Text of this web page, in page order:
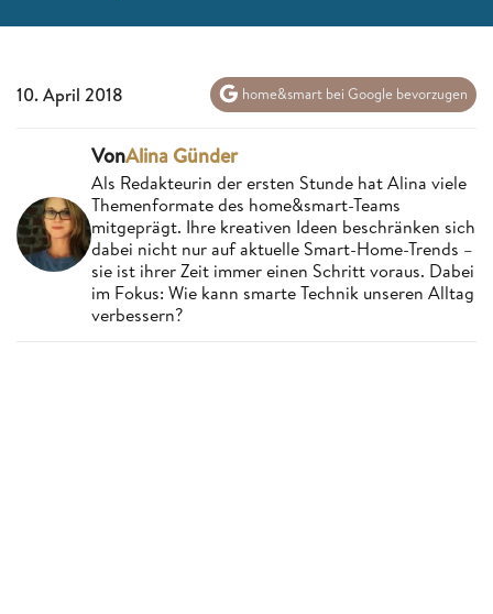
10. April 2018 home&smart bei Google bevorzugen
VonAlina Günder
Als Redakteurin der ersten Stunde hat Alina viele
Themenformate des home&smart-Teams
mitgeprägt. Ihre kreativen Ideen beschränken sich
dabei nicht nur auf aktuelle Smart-Home-Trends –
sie ist ihrer Zeit immer einen Schritt voraus. Dabei
im Fokus: Wie kann smarte Technik unseren Alltag
verbessern?